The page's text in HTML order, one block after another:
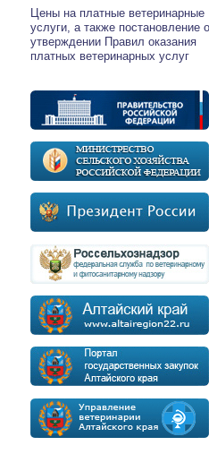
Цены на платные ветеринарные
услуги, а также постановление
утверждении Правил оказания
платных ветеринарных услуг